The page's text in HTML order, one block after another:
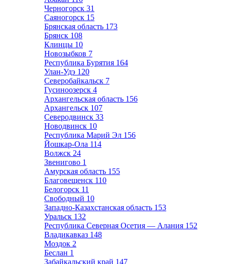
Черногорск 31
Саяногорск 15
Брянская область 173
Брянск 108
Клинцы 10
Новозыбков 7
Республика Бурятия 164
Улан-Удэ 120
Северобайкальск 7
Гусиноозерск 4
Архангельская область 156
Архангельск 107
Северодвинск 33
Новодвинск 10
Республика Марий Эл 156
Йошкар-Ола 114
Волжск 24
Звенигово 1
Амурская область 155
Благовещенск 110
Белогорск 11
Свободный 10
Западно-Казахстанская область 153
Уральск 132
Республика Северная Осетия — Алания 152
Владикавказ 148
Моздок 2
Беслан 1
Забайкальский край 147